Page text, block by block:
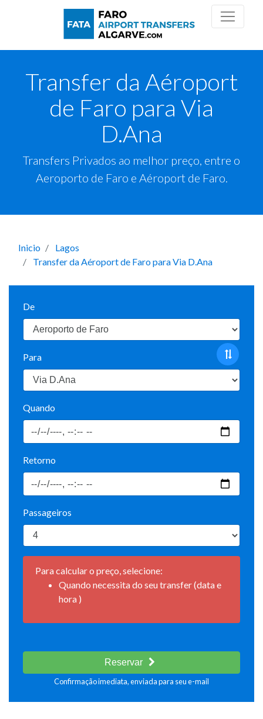
Transfer da Aéroport
de Faro para Via
D.Ana
Transfers Privados ao melhor preço, entre o
Aeroporto de Faro e Aéroport de Faro.
Inicio
Lagos
Transfer da Aéroport de Faro para Via D.Ana
De
Para
Quando
Retorno
Passageiros
Para calcular o preço, selecione:
Quando necessita do seu transfer (data e
hora )
Reservar
Confirmação imediata, enviada para seu e-mail